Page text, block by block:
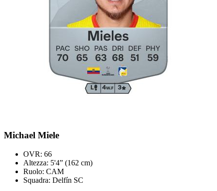
Michael Miele
OVR: 66
Altezza: 5'4” (162 cm)
Ruolo: CAM
Squadra: Delfín SC